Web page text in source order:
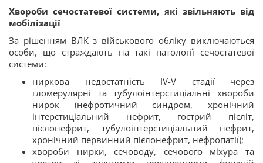
Хвороби сечостатевої системи, які звільняють від
мобілізації
За рішенням ВЛК з військового обліку виключаються
особи, що страждають на такі патології сечостатевої
системи:
ниркова недостатність IV-V стадії через
гломерулярні та тубулоінтерстиціальні хвороби
нирок (нефротичний синдром, хронічний
інтерстиціальний нефрит, гострий пієліт,
пієлонефрит, тубулоінтерстиціальний нефрит,
хронічний первинний пієлонефрит, нефропатії);
хвороби нирки, сечоводу, сечового міхура та